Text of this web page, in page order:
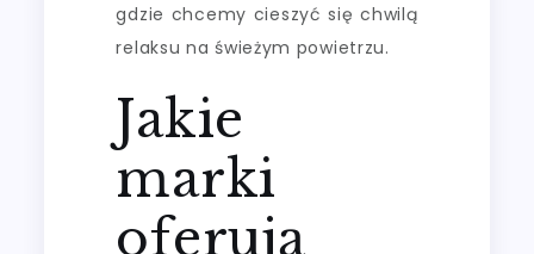
gdzie chcemy cieszyć się chwilą
relaksu na świeżym powietrzu.
Jakie
marki
oferują